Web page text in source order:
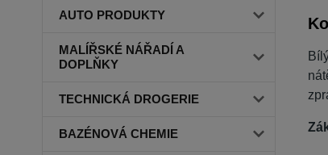
AUTO PRODUKTY
MALÍŘSKÉ NÁŘADÍ A
DOPLŇKY
TECHNICKÁ DROGERIE
BAZÉNOVÁ CHEMIE